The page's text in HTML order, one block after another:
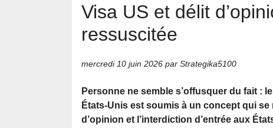
Visa US et délit
ressuscitée
mercredi 10 juin 2026 par Strategika5100
Personne ne semble s’offusquer du fait :
États-Unis est soumis à un concept qui
d’opinion et l’interdiction d’entrée aux